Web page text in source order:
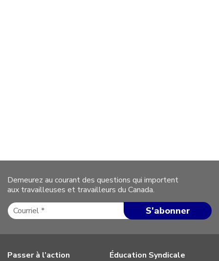
Demeurez au courant des questions qui importent
aux travailleuses et travailleurs du Canada.
Passer à l’action
Éducation Syndicale